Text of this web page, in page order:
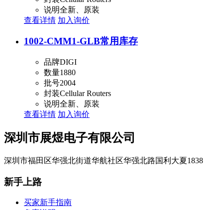
说明全新、原装
查看详情 加入询价
1002-CMM1-GLB常用库存
品牌DIGI
数量1880
批号2004
封装Cellular Routers
说明全新、原装
查看详情 加入询价
深圳市展煜电子有限公司
深圳市福田区华强北街道华航社区华强北路国利大夏1838
新手上路
买家新手指南